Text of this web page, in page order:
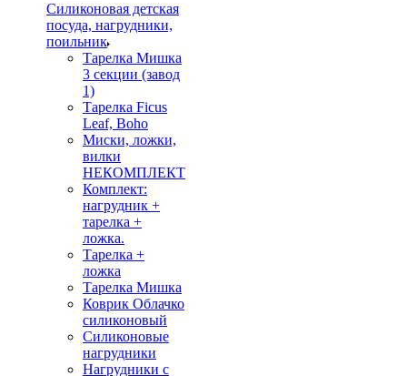
Силиконовая детская
посуда, нагрудники,
поильник
Тарелка Мишка
3 секции (завод
1)
Тарелка Ficus
Leaf, Boho
Миски, ложки,
вилки
НЕКОМПЛЕКТ
Комплект:
нагрудник +
тарелка +
ложка.
Тарелка +
ложка
Тарелка Мишка
Коврик Облачко
силиконовый
Силиконовые
нагрудники
Нагрудники с